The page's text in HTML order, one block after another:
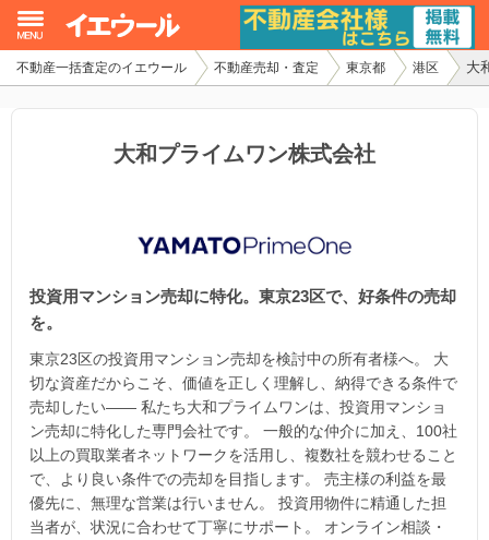
不動産一括査定のイエウール 不動産売却・査定 東京都 港区 大
大和プライムワン株式会社
投資用マンション売却に特化。東京23区で、好条件の売却
を。
東京23区の投資用マンション売却を検討中の所有者様へ。 大
切な資産だからこそ、価値を正しく理解し、納得できる条件で
売却したい—— 私たち大和プライムワンは、投資用マンショ
ン売却に特化した専門会社です。 一般的な仲介に加え、100社
以上の買取業者ネットワークを活用し、複数社を競わせること
で、より良い条件での売却を目指します。 売主様の利益を最
優先に、無理な営業は行いません。 投資用物件に精通した担
当者が、状況に合わせて丁寧にサポート。 オンライン相談・
イエウール加盟希望の不動産会社様
不動産の売却・一括査定
家査定シミュレーター
お問い合わせ